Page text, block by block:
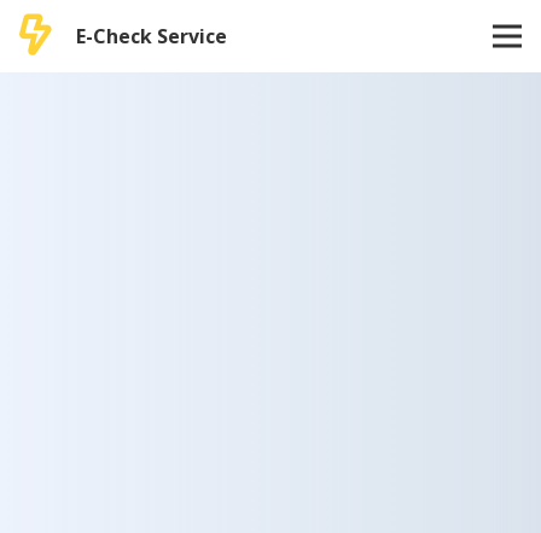
E-Check Service